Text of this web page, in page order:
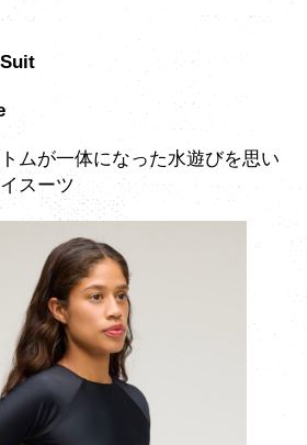
ムが一体になった水遊びを思い
スーツ